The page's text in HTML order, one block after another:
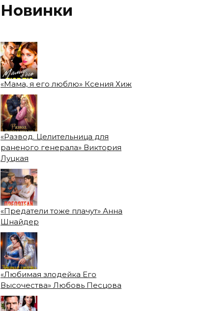
Новинки
«Мама, я его люблю» Ксения Хиж
«Развод. Целительница для
раненого генерала» Виктория
Луцкая
«Предатели тоже плачут» Анна
Шнайдер
«Любимая злодейка Его
Высочества» Любовь Песцова